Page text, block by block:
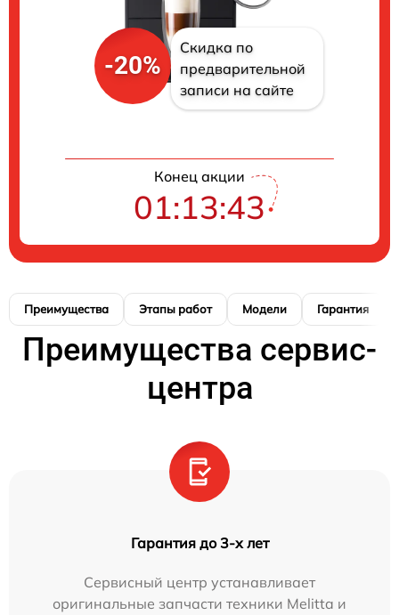
-20%
Скидка по
предварительной
записи на сайте
Конец акции
01:13:42
Преимущества Этапы работ Модели Гарантия
Преимущества сервис-
центра
Гарантия до 3-х лет
Сервисный центр устанавливает
оригинальные запчасти техники Melitta и